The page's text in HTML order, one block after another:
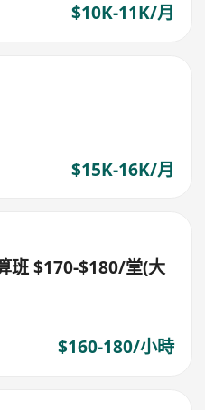
$10K-11K/月
$15K-16K/月
班 $170-$180/堂(大
$160-180/小時